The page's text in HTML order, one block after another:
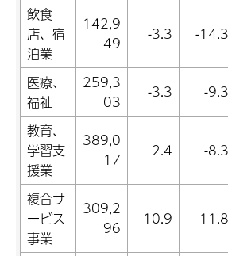
飲食
店、宿
泊業
142,9
49
-3.3 -14.3
医療、
福祉
259,3
03
-3.3 -9.3
教育、
学習支
援業
389,0
17
2.4 -8.3
複合サ
ービス
事業
309,2
96
10.9 11.8